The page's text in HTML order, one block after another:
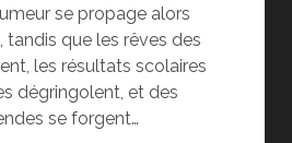
se propage alors
tandis que les rêves des
les résultats scolaires
dégringolent, et des
se forgent…